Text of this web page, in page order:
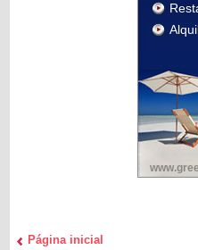
Página inicial